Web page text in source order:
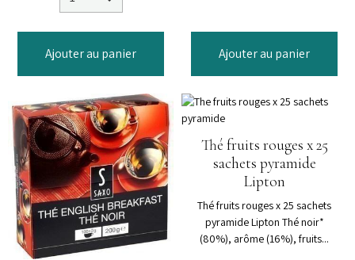
Ajouter au panier Ajouter au panier
Thé fruits rouges x 25
sachets pyramide
Lipton
Thé fruits rouges x 25 sachets
pyramide Lipton Thé noir*
(80%), arôme (16%), fruits...